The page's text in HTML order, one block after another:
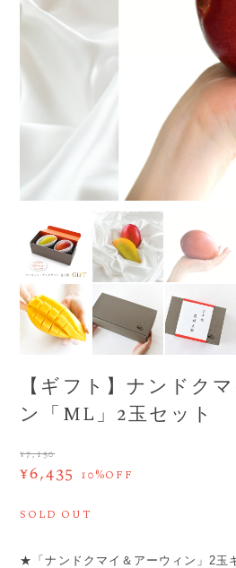
【ギフト】ナンドク
ン「ML」2玉セット
¥7,150
¥6,435 10%OFF
SOLD OUT
★「ナンドクマイ＆アーウィン」2玉